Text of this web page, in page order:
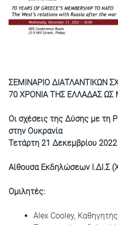
ΣΕΜΙΝΑΡΙΟ ΔΙΑΤΛΑΝΤΙΚΩΝ
70 ΧΡΟΝΙΑ ΤΗΣ ΕΛΛΑΔΑΣ
Οι σχέσεις της Δύσης με τη
στην Ουκρανία
Τετάρτη 21 Δεκεμβρίου
Αίθουσα Εκδηλώσεων Ι.ΔΙ.Σ
Ομιλητές:
Alex Cooley,